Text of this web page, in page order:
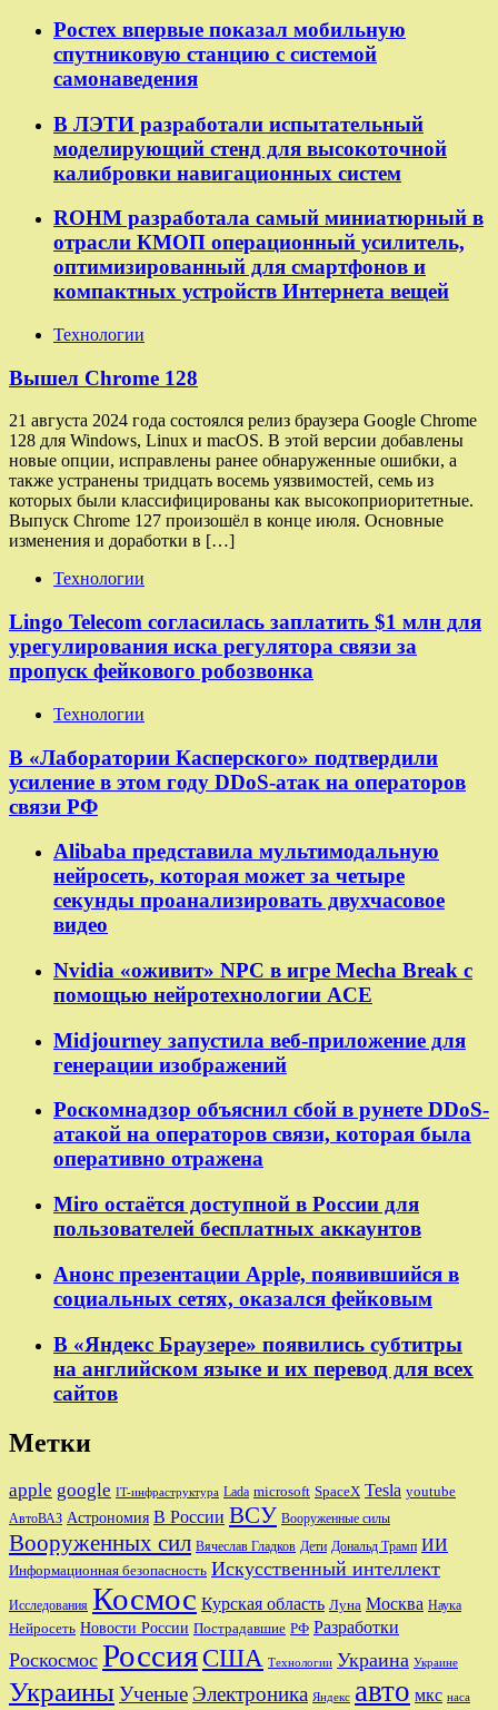
Ростех впервые показал мобильную
спутниковую станцию с системой
самонаведения
В ЛЭТИ разработали испытательный
моделирующий стенд для высокоточной
калибровки навигационных систем
ROHM разработала самый миниатюрный в
отрасли КМОП операционный усилитель,
оптимизированный для смартфонов и
компактных устройств Интернета вещей
Технологии
Вышел Chrome 128
21 августа 2024 года состоялся релиз браузера Google Chrome
128 для Windows, Linux и macOS. В этой версии добавлены
новые опции, исправлены ранее обнаруженные ошибки, а
также устранены тридцать восемь уязвимостей, семь из
которых были классифицированы как высокоприоритетные.
Выпуск Chrome 127 произошёл в конце июля. Основные
изменения и доработки в […]
Технологии
Lingo Telecom согласилась заплатить $1 млн для
урегулирования иска регулятора связи за
пропуск фейкового робозвонка
Технологии
В «Лаборатории Касперского» подтвердили
усиление в этом году DDoS-атак на операторов
связи РФ
Alibaba представила мультимодальную
нейросеть, которая может за четыре
секунды проанализировать двухчасовое
видео
Nvidia «оживит» NPC в игре Mecha Break с
помощью нейротехнологии ACE
Midjourney запустила веб-приложение для
генерации изображений
Роскомнадзор объяснил сбой в рунете DDoS-
атакой на операторов связи, которая была
оперативно отражена
Miro остаётся доступной в России для
пользователей бесплатных аккаунтов
Анонс презентации Apple, появившийся в
социальных сетях, оказался фейковым
В «Яндекс Браузере» появились субтитры
на английском языке и их перевод для всех
сайтов
Метки
apple google IT-инфраструктура Lada microsoft SpaceX Tesla youtube
АвтоВАЗ Астрономия В России ВСУ Вооруженные силы
Вооруженных сил Вячеслав Гладков Дети Дональд Трамп ИИ
Информационная безопасность Искусственный интеллект
Исследования Космос Курская область Луна Москва Наука
Нейросеть Новости России Пострадавшие РФ Разработки
Роскосмос Россия США Технологии Украина Украине
УкраиныУченые Электроника Яндекс авто мкс наса